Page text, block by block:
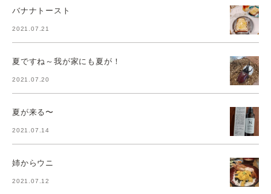
バナナトースト
2021.07.21
夏ですね～我が家にも夏が！
2021.07.20
夏が来る〜
2021.07.14
姉からウニ
2021.07.12